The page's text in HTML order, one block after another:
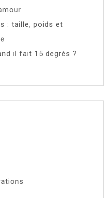
: taille, poids et
il fait 15 degrés ?